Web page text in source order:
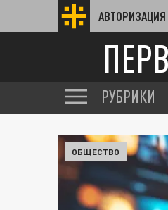
АВТОРИЗАЦИЯ
РУБРИКИ
ОБЩЕСТВО